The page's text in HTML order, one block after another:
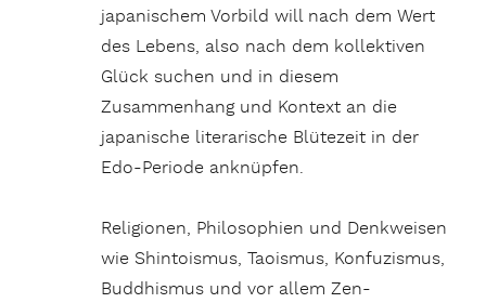
japanischem Vorbild will nach dem Wert
des Lebens, also nach dem kollektiven
Glück suchen und in diesem
Zusammenhang und Kontext an die
japanische literarische Blütezeit in der
Edo-Periode anknüpfen.
Religionen, Philosophien und Denkweisen
wie Shintoismus, Taoismus, Konfuzismus,
Buddhismus und vor allem Zen-